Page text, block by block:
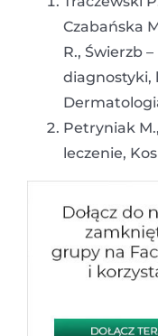
Czabańska
R., Świerzb
diagnostyki,
Petryniak
leczenie,